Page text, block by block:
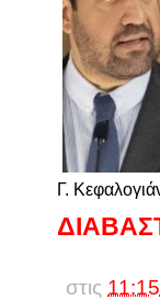
Γ.
στις